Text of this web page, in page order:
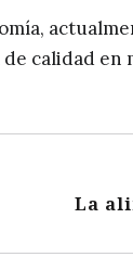
calidad en
La